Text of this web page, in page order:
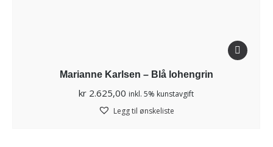
Marianne Karlsen – Blå lohengrin
kr 2.625,00 inkl. 5% kunstavgift
Legg til ønskeliste